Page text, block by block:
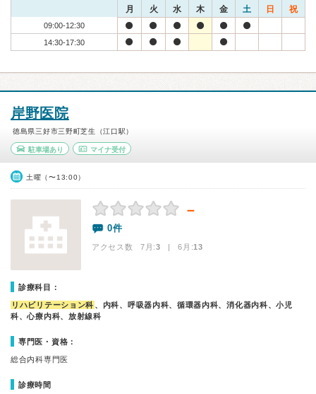
月 火 水 木 金 土 日 祝
09:00-12:30
14:30-17:30
岸野医院
徳島県三好市三野町芝生（江口駅）
駐車場あり マイナ受付
土曜（〜13:00）
－
0件
アクセス数 7月:3 | 6月:13
診療科目：
リハビリテーション科 、内科、呼吸器内科、循環器内科、消化器内科、小児
科、心療内科、放射線科
専門医・資格：
総合内科専門医
診療時間